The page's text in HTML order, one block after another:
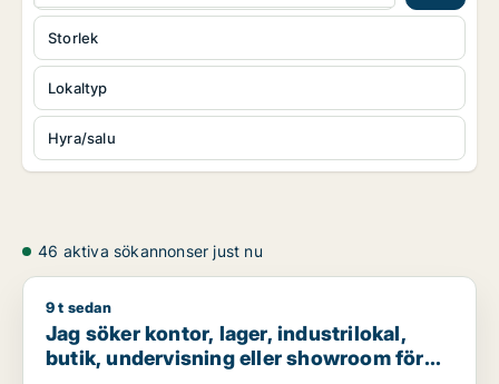
Lokaltyp
Hyra/salu
Storlek
46 aktiva sökannonser just nu
Jag söker kontor, lager, industrilokal, butik, undervisning
9 t sedan
Jag söker kontor, lager, industrilokal,
butik, undervisning eller showroom för